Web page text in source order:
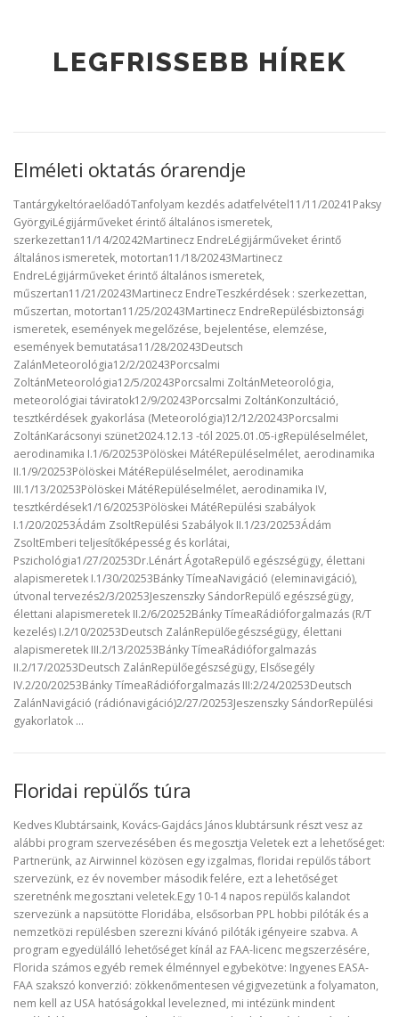
LEGFRISSEBB HÍREK
Elméleti oktatás órarendje
TantárgykeltóraelőadóTanfolyam kezdés adatfelvétel11/11/20241Paksy
GyörgyiLégijárműveket érintő általános ismeretek,
szerkezettan11/14/20242Martinecz EndreLégijárműveket érintő
általános ismeretek, motortan11/18/20243Martinecz
EndreLégijárműveket érintő általános ismeretek,
műszertan11/21/20243Martinecz EndreTeszkérdések : szerkezettan,
műszertan, motortan11/25/20243Martinecz EndreRepülésbiztonsági
ismeretek, események megelőzése, bejelentése, elemzése,
események bemutatása11/28/20243Deutsch
ZalánMeteorológia12/2/20243Porcsalmi
ZoltánMeteorológia12/5/20243Porcsalmi ZoltánMeteorológia,
meteorológiai táviratok12/9/20243Porcsalmi ZoltánKonzultáció,
tesztkérdések gyakorlása (Meteorológia)12/12/20243Porcsalmi
ZoltánKarácsonyi szünet2024.12.13 -tól 2025.01.05-igRepüléselmélet,
aerodinamika I.1/6/20253Pölöskei MátéRepüléselmélet, aerodinamika
II.1/9/20253Pölöskei MátéRepüléselmélet, aerodinamika
III.1/13/20253Pölöskei MátéRepüléselmélet, aerodinamika IV,
tesztkérdések1/16/20253Pölöskei MátéRepülési szabályok
I.1/20/20253Ádám ZsoltRepülési Szabályok II.1/23/20253Ádám
ZsoltEmberi teljesítőképesség és korlátai,
Pszichológia1/27/20253Dr.Lénárt ÁgotaRepülő egészségügy, élettani
alapismeretek I.1/30/20253Bánky TímeaNavigáció (eleminavigáció),
útvonal tervezés2/3/20253Jeszenszky SándorRepülő egészségügy,
élettani alapismeretek II.2/6/20252Bánky TímeaRádióforgalmazás (R/T
kezelés) I.2/10/20253Deutsch ZalánRepülőegészségügy, élettani
alapismeretek III.2/13/20253Bánky TímeaRádióforgalmazás
II.2/17/20253Deutsch ZalánRepülőegészségügy, Elsősegély
IV.2/20/20253Bánky TímeaRádióforgalmazás III:2/24/20253Deutsch
ZalánNavigáció (rádiónavigáció)2/27/20253Jeszenszky SándorRepülési
gyakorlatok …
Floridai repülős túra
Kedves Klubtársaink, Kovács-Gajdács János klubtársunk részt vesz az
alábbi program szervezésében és megosztja Veletek ezt a lehetőséget:
Partnerünk, az Airwinnel közösen egy izgalmas, floridai repülős tábort
szervezünk, ez év november második felére, ezt a lehetőséget
szeretnénk megosztani veletek.Egy 10-14 napos repülős kalandot
szervezünk a napsütötte Floridába, elsősorban PPL hobbi pilóták és a
nemzetközi repülésben szerezni kívánó pilóták igényeire szabva. A
program egyedülálló lehetőséget kínál az FAA-licenc megszerzésére,
Florida számos egyéb remek élménnyel egybekötve: Ingyenes EASA-
FAA szakszó konverzió: zökkenőmentesen végigvezetünk a folyamaton,
nem kell az USA hatóságokkal levelezned, mi intézünk mindent